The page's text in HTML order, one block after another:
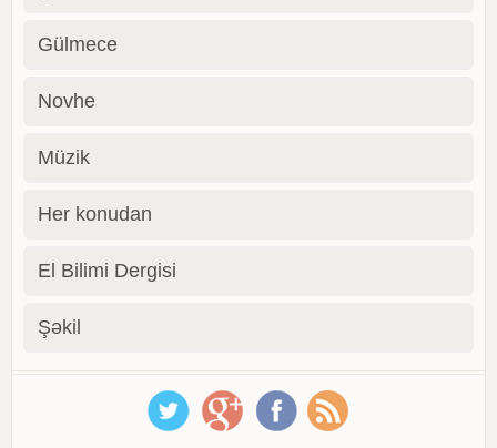
Gülmece
Novhe
Müzik
Her konudan
El Bilimi Dergisi
Şəkil